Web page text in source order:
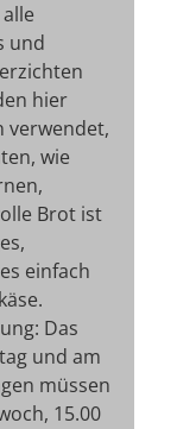
und
hier
verwendet,
wie
Brot ist
einfach
Das
und am
müssen
15.00